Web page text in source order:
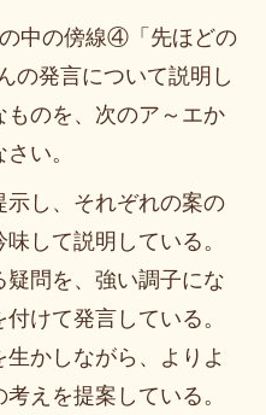
の中の傍線④「先ほどの
の発言について説明し
のを、次のア～エか
い。
し、それぞれの案の
して説明している。
問を、強い調子にな
けて発言している。
かしながら、よりよ
えを提案している。